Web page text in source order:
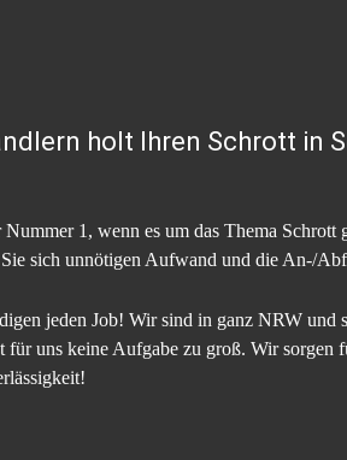
holt Ihren Schrott in
1, wenn es um das Thema
sich unnötigen Aufwand und die An-/
jeden Job! Wir sind in ganz NRW und
uns keine Aufgabe zu groß. Wir sorgen